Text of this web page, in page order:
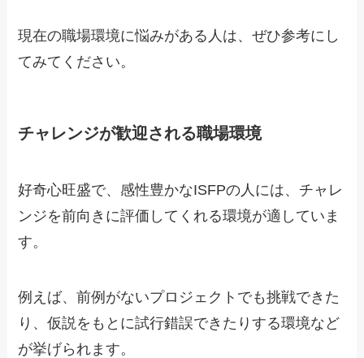
現在の職場環境に悩みがある人は、ぜひ参考にし
てみてください。
チャレンジが歓迎される職場環境
好奇心旺盛で、感性豊かなISFPの人には、チャレ
ンジを前向きに評価してくれる環境が適していま
す。
例えば、前例がないプロジェクトでも挑戦できた
り、仮説をもとに試行錯誤できたりする環境など
が挙げられます。